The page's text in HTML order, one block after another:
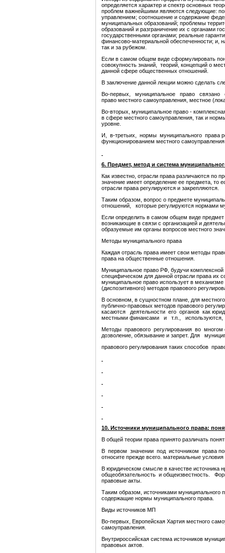
определяется характер и спектр основных
проблем важнейшими являются следующие:
управлением; соотношение и содержание
муниципальных образований; проблемы
образований и разграничение их с
государственными органами; реальные
финансово-материальной обеспеченности; и,
так и за рубежом.
Если в самом общем виде сформулировать
совокупность знаний, теорий, концепций о
данной сфере общественных отношений.
В заключение данной лекции можно сделать
Во-первых, муниципальное право связано с
право местного самоуправления, местное
Во-вторых, муниципальное право -
в сфере местного самоуправления, так и
уровне.
И, в-третьих, нормы муниципального права
функционированием местного
6. Предмет, метод и система
Как известно, отрасли права различаются по
значение имеет определение ее предмета, то
отрасли права регулируются и закрепляются.
Таким образом, вопрос о предмете
отношений, которые регулируются нормами
Если определить в самом общем виде
возникающие в связи с организацией и
образуемые им органы вопросов местного
Методы муниципального права
Каждая отрасль права имеет свои методы
права на общественные отношения.
Муниципальное право РФ, будучи
специфическом для данной отрасли права их
муниципальное право использует в
(диспозитивного) методов правового
В основном, в сущностном плане, для
публично-правовых методов правового
касаются деятельности его органов как
местными финансами и т.п., используются,
Методы правового регулирования во многом
дозволение, обязывание и запрет. Для
правового регулирования таких способов
10. Источники муниципального права:
В общей теории права принято различать
В первом значении под источником права
относите прежде всего. материальные
В юридическом смысле в качестве
общеобязательность и общеизвестность.
правовые акты.
Таким образом, источниками
содержащие нормы муниципального права.
Виды источников МП
Во-первых, Европейская Хартия местного
самоуправления.
Внутрироссийская система источников
правовых актов.